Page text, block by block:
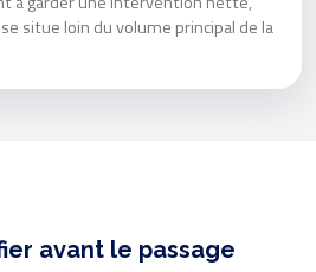
situe loin du volume principal de la
avant le passage